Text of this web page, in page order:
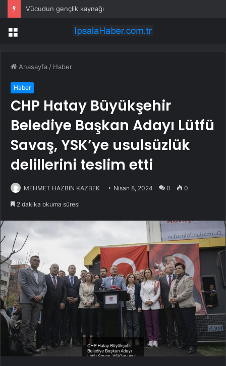
Vücudun gençlik kaynağı
Menü
Anasayfa / Haber
Haber
CHP Hatay Büyükşehir
Belediye Başkan Adayı Lütfü
Savaş, YSK’ye usulsüzlük
delillerini teslim etti
MEHMET HAZBİN KAZBEK Nisan 8, 2024 0 0
2 dakika okuma süresi